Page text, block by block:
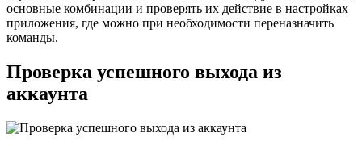
основные комбинации и проверять их действие в настройках
приложения, где можно при необходимости переназначить
команды.
Проверка успешного выхода из
аккаунта